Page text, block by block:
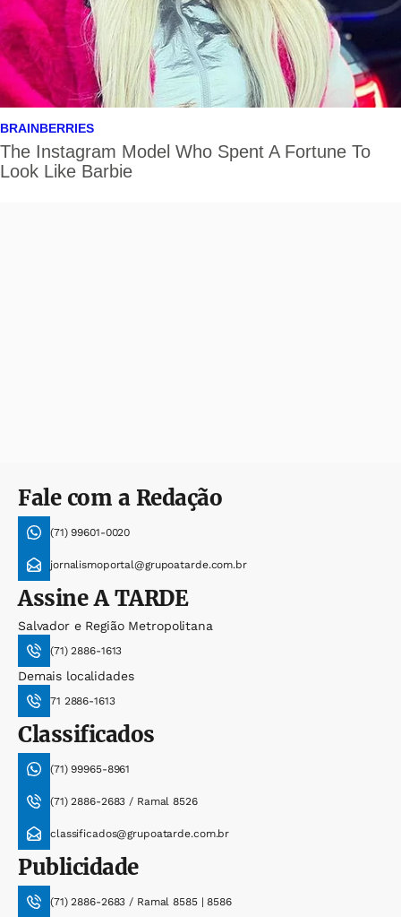
Fale com a Redação
(71) 99601-0020
jornalismoportal@grupoatarde.com.br
AssineA TARDE
Salvador e Região Metropolitana
(71) 2886-1613
Demais localidades
71 2886-1613
Classificados
(71) 99965-8961
(71) 2886-2683 / Ramal 8526
classificados@grupoatarde.com.br
Publicidade
(71) 2886-2683 / Ramal 8585 | 8586